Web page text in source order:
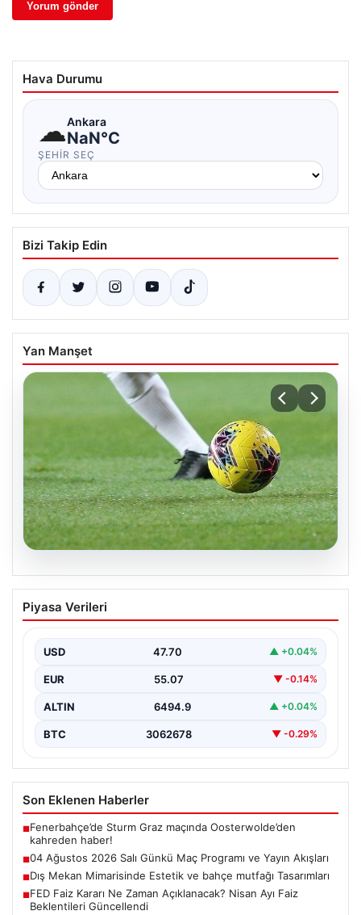
Hava Durumu
☁Ankara
NaN°C
ŞEHIR SEÇ
Bizi Takip Edin
Yan Manşet
04 Ağustos 2026 Salı Günkü Maç
Programı ve Yayın Akışları
oldukça hareketli ve heyecan verici bir…
Piyasa Verileri
USD 47.70 ▲ +0.04%
EUR 55.07 ▼ -0.14%
ALTIN 6494.9 ▲ +0.04%
BTC 3062678 ▼ -0.29%
Son Eklenen Haberler
■Fenerbahçe’de Sturm Graz maçında Oosterwolde’den
kahreden haber!
■04 Ağustos 2026 Salı Günkü Maç Programı ve Yayın Akışları
■Dış Mekan Mimarisinde Estetik ve bahçe mutfağı Tasarımları
■FED Faiz Kararı Ne Zaman Açıklanacak? Nisan Ayı Faiz
Beklentileri Güncellendi